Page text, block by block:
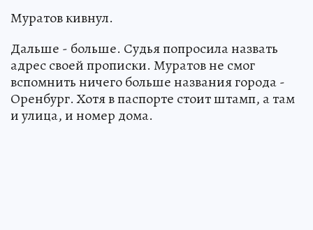
Муратов кивнул.
Дальше - больше. Судья попросила назвать
адрес своей прописки. Муратов не смог
вспомнить ничего больше названия города -
Оренбург. Хотя в паспорте стоит штамп, а там
и улица, и номер дома.